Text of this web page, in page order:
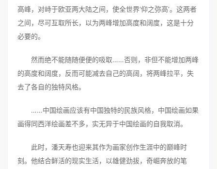
高峰，对峙于欧亚两大陆之间，使全世界‘仰之弥高’。这两者
之间，尽可互取所长，以为两峰增加高度和阔度，这是十分
必要的。
然而绝不能随随便便的吸取……否则，非但不能增加两峰
的高度和阔度，反而可能减去自己的高阔，将两峰拉平，失
去了各自的独特风格。
……中国绘画应该有中国独特的民族风格，中国绘画如果
画得同西洋绘画差不多，实无异于中国绘画的自我取消。
此时，潘天寿也迎来其作为画家创作生涯中的巅峰时
刻。他结合鲜活的现实生活，以雄健劲拔，奇崛奔放的笔